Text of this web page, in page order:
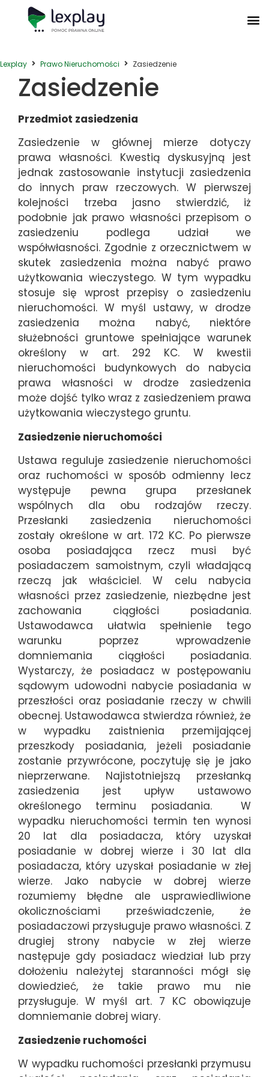
Lexplay Prawo Nieruchomości Zasiedzenie
Zasiedzenie
Przedmiot zasiedzenia
Zasiedzenie w głównej mierze dotyczy
prawa własności. Kwestią dyskusyjną jest
jednak zastosowanie instytucji zasiedzenia
do innych praw rzeczowych. W pierwszej
kolejności trzeba jasno stwierdzić, iż
podobnie jak prawo własności przepisom o
zasiedzeniu podlega udział we
współwłasności. Zgodnie z orzecznictwem w
skutek zasiedzenia można nabyć prawo
użytkowania wieczystego. W tym wypadku
stosuje się wprost przepisy o zasiedzeniu
nieruchomości. W myśl ustawy, w drodze
zasiedzenia można nabyć, niektóre
służebności gruntowe spełniające warunek
określony w art. 292 KC. W kwestii
nieruchomości budynkowych do nabycia
prawa własności w drodze zasiedzenia
może dojść tylko wraz z zasiedzeniem prawa
użytkowania wieczystego gruntu.
Zasiedzenie nieruchomości
Ustawa reguluje zasiedzenie nieruchomości
oraz ruchomości w sposób odmienny lecz
występuje pewna grupa przesłanek
wspólnych dla obu rodzajów rzeczy.
Przesłanki zasiedzenia nieruchomości
zostały określone w art. 172 KC. Po pierwsze
osoba posiadająca rzecz musi być
posiadaczem samoistnym, czyli władającą
rzeczą jak właściciel. W celu nabycia
własności przez zasiedzenie, niezbędne jest
zachowania ciągłości posiadania.
Ustawodawca ułatwia spełnienie tego
warunku poprzez wprowadzenie
domniemania ciągłości posiadania.
Wystarczy, że posiadacz w postępowaniu
sądowym udowodni nabycie posiadania w
przeszłości oraz posiadanie rzeczy w chwili
obecnej. Ustawodawca stwierdza również, że
w wypadku zaistnienia przemijającej
przeszkody posiadania, jeżeli posiadanie
zostanie przywrócone, poczytuję się je jako
nieprzerwane. Najistotniejszą przesłanką
zasiedzenia jest upływ ustawowo
określonego terminu posiadania. W
wypadku nieruchomości termin ten wynosi
20 lat dla posiadacza, który uzyskał
posiadanie w dobrej wierze i 30 lat dla
posiadacza, który uzyskał posiadanie w złej
wierze. Jako nabycie w dobrej wierze
rozumiemy błędne ale usprawiedliwione
okolicznościami przeświadczenie, że
posiadaczowi przysługuje prawo własności. Z
drugiej strony nabycie w złej wierze
następuje gdy posiadacz wiedział lub przy
dołożeniu należytej staranności mógł się
dowiedzieć, że takie prawo mu nie
przysługuje. W myśl art. 7 KC obowiązuje
domniemanie dobrej wiary.
Zasiedzenie ruchomości
W wypadku ruchomości przesłanki przymusu